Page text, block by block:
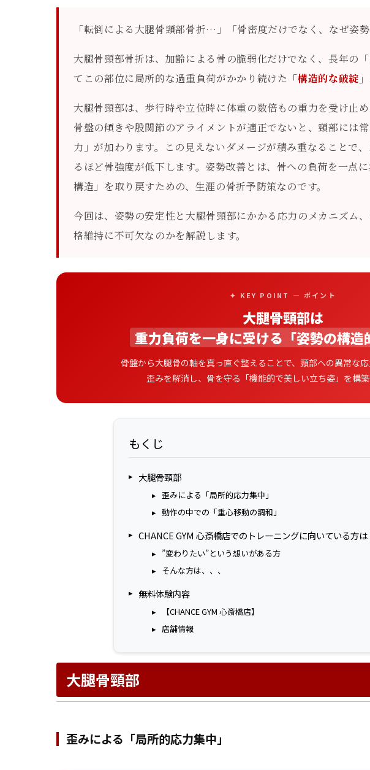
「転倒による大腿骨頸部骨折…」「骨密度だけでなく、なぜ姿
大腿骨頸部骨折は、加齢による骨の脆弱化だけでなく、長年の
てこの部位に局所的な過重負荷がかかり続けた 「構造的な破綻」
大腿骨頸部は、歩行時や立位時に体重の数倍もの重力を受け止め
骨盤の傾きや股関節のアライメントが適正でないと、頸部には
力」が加わります。この見えないダメージが積み重なることで
るほど骨強度が低下します。姿勢改善とは、骨への負荷を一点
構造」を取り戻すための、生涯の骨折予防策なのです。
今回は、姿勢の安定性と大腿骨頸部にかかる応力のメカニズム
格維持に不可欠なのかを解説します。
✦ KEY POINT — ポイント
大腿骨頸部は
重力負荷を一身に受ける「姿勢の構造
骨盤から大腿骨の軸を真っ直ぐ整えることで、頸部への異常な応
歪みを解消し、骨を守る「機能的で美しい立ち姿」を構築
もくじ
大腿骨頸部
歪みによる「局所的応力集中」
動作の中での「重心移動の調和」
CHANCE GYM 心斎橋店でのトレーニングに向いている方は
”変わりたい”という想いがある方
そんな方は、、、
無料体験内容
【CHANCE GYM 心斎橋店】
店舗情報
大腿骨頸部
歪みによる「局所的応力集中」